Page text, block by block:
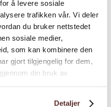
å levere sosiale
trafikken vår. Vi deler
du bruker nettstedet
sosiale medier,
som kan kombinere den
gjort tilgjengelig for dem,
din bruk av
Detaljer
es zahlreiche
imSteinpark,
Gletscherwasser
mit dem
Team . Es stehen